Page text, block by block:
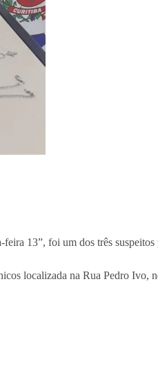
13”, foi um dos três
localizada na Rua Pedro Ivo,